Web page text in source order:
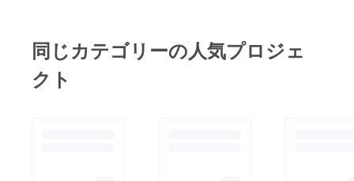
同じカテゴリーの人気プロジェ
クト